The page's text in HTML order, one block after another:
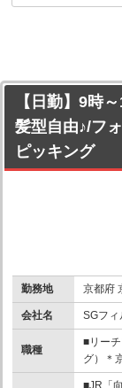
【日勤】9時
髪型自由♪/フ
ピッキング
勤務地 京都府
会社名 SGフィ
職種
■リー
グ）＊